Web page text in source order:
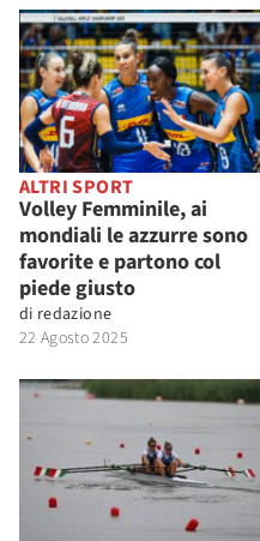
ALTRI SPORT
Volley Femminile, ai
mondiali le azzurre sono
favorite e partono col
piede giusto
di redazione
22 Agosto 2025